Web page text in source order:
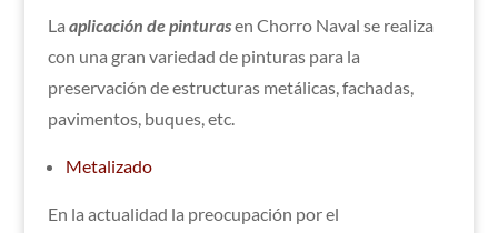
La aplicación de pinturasen Chorro Naval se realiza
con una gran variedad de pinturas para la
preservación de estructuras metálicas, fachadas,
pavimentos, buques, etc.
Metalizado
En la actualidad la preocupación por el